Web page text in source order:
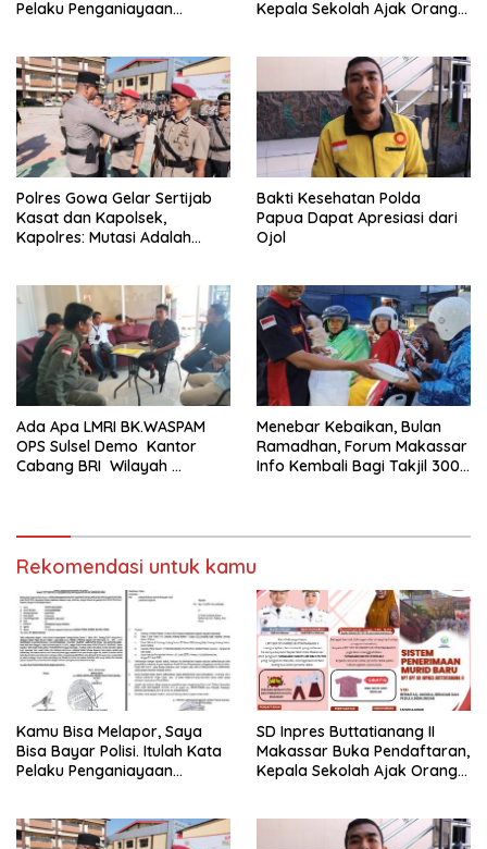
Pelaku Penganiayaan
Ini Belum Di Tangkap
Kepala Sekolah Ajak Orang
Polres Gowa Gelar Sertijab
Kasat dan Kapolsek,
Kapolres: Mutasi Adalah
Bakti Kesehatan Polda
Papua Dapat Apresiasi dari
Ojol
Ada Apa LMRI BK.WASPAM
OPS Sulsel Demo Kantor
Cabang BRI Wilayah
Menebar Kebaikan, Bulan
Ramadhan, Forum Makassar
Info Kembali Bagi Takjil 300
Rekomendasi untuk kamu
Kamu Bisa Melapor, Saya
Bisa Bayar Polisi. Itulah Kata
Pelaku Penganiayaan
Ini Belum Di Tangkap
SD Inpres Buttatianang II
Makassar Buka Pendaftaran,
Kepala Sekolah Ajak Orang